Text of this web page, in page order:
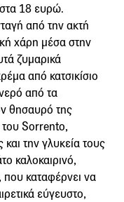
18 ευρώ.
από την ακτή
χάρη μέσα στην
ζυμαρικά
από κατσικίσιο
από τα
θησαυρό της
του Sorrento,
την γλυκεία τους
καλοκαιρινό,
καταφέρνει να
εύγευστο,